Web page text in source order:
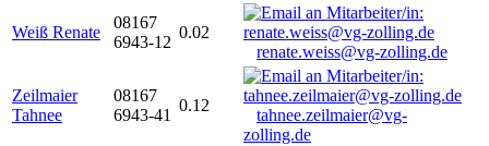
Weiß Renate
08167
6943-12
0.02
renate.weiss@vg-zolling.de
Zeilmaier
Tahnee
08167
6943-41
0.12
tahnee.zeilmaier@vg-
zolling.de